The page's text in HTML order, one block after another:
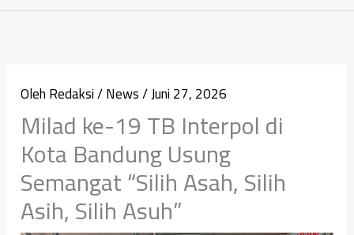
OlehRedaksi/News/Juni 27, 2026
Milad ke-19 TB Interpol di
Kota Bandung Usung
Semangat “Silih Asah, Silih
Asih, Silih Asuh”